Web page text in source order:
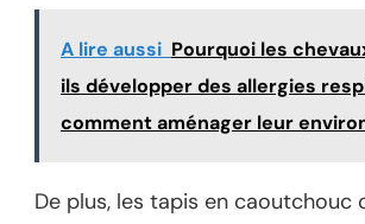
A lire aussi Pourquoi les
ils développer des allergies
comment aménager leur
De plus, les tapis en caoutchouc